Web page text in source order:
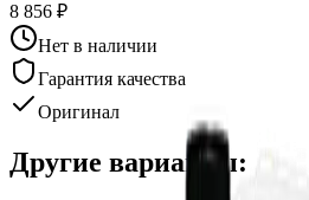
8 856 ₽
Нет в наличии
Гарантия качества
Оригинал
Другие варианты: